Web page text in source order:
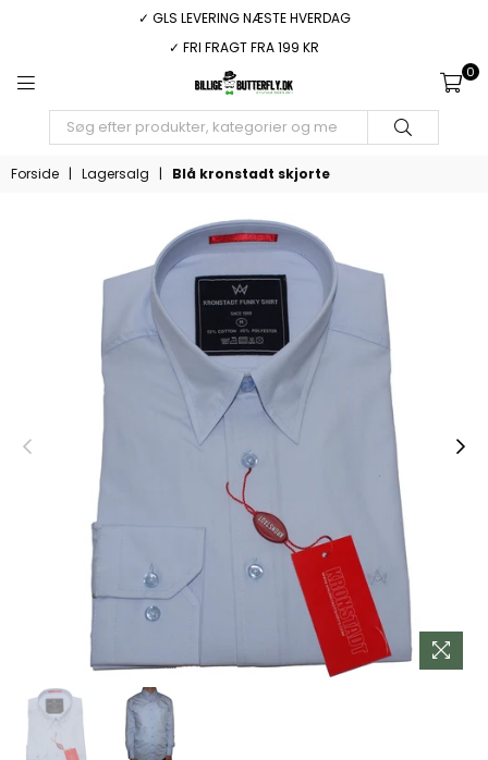
✓ GLS LEVERING NÆSTE HVERDAG
✓ FRI FRAGT FRA 199 KR
BILLIGEBUTTERFLY.DK
0
Forside | Lagersalg | Blå kronstadt skjorte